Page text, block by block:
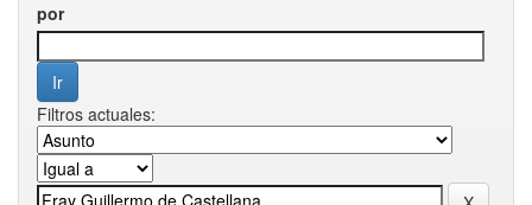
por
Filtros actuales: